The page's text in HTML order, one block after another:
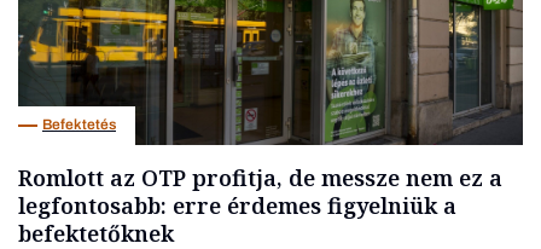
Befektetés
Romlott az OTP profitja, de messze nem ez a
legfontosabb: erre érdemes figyelniük a
befektetőknek